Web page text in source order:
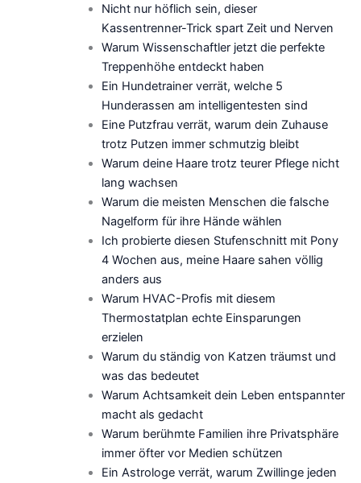
Nicht nur höflich sein, dieser
Kassentrenner-Trick spart Zeit und Nerven
Warum Wissenschaftler jetzt die perfekte
Treppenhöhe entdeckt haben
Ein Hundetrainer verrät, welche 5
Hunderassen am intelligentesten sind
Eine Putzfrau verrät, warum dein Zuhause
trotz Putzen immer schmutzig bleibt
Warum deine Haare trotz teurer Pflege nicht
lang wachsen
Warum die meisten Menschen die falsche
Nagelform für ihre Hände wählen
Ich probierte diesen Stufenschnitt mit Pony
4 Wochen aus, meine Haare sahen völlig
anders aus
Warum HVAC-Profis mit diesem
Thermostatplan echte Einsparungen
erzielen
Warum du ständig von Katzen träumst und
was das bedeutet
Warum Achtsamkeit dein Leben entspannter
macht als gedacht
Warum berühmte Familien ihre Privatsphäre
immer öfter vor Medien schützen
Ein Astrologe verrät, warum Zwillinge jeden